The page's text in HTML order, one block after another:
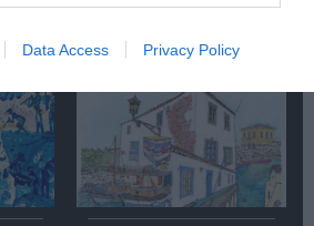
Data Access Privacy Policy
Άρθρα